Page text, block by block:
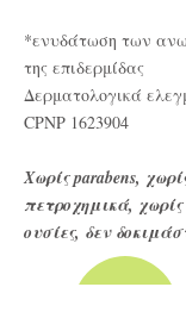
*ενυδάτωση των
της επιδερμίδας
Δερματολογικά
CPNP 1623904
Χωρίς parabens,
πετροχημικά,
ουσίες, δεν